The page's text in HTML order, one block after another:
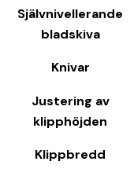
Självnivellerande
bladskiva
Knivar
Justering av
klipphöjden
Klippbredd